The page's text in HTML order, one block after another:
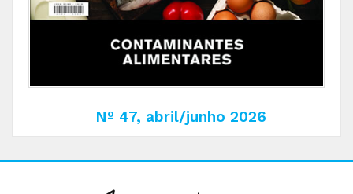
Nº 47, abril/junho 2026